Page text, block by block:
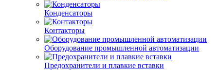
Конденсаторы
Контакторы
Оборудование промышленной автоматизации
Предохранители и плавкие вставки